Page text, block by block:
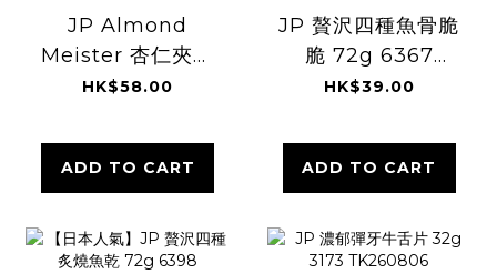
JP Almond
Meister 杏仁夾心
脆餅 3個 6521
HK$58.00
ADD TO CART
JP 贅沢四種魚骨脆
脆 72g 6367
TK260806
HK$39.00
ADD TO CART